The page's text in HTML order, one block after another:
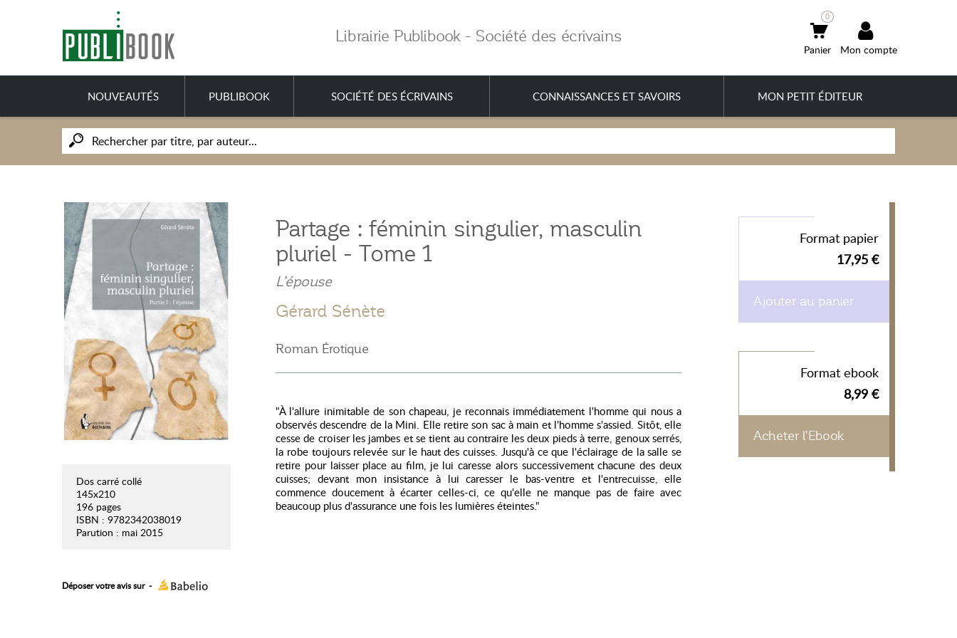
Librairie Publibook - Société des écrivains
Mon compte
0
NOUVEAUTÉS PUBLIBOOK SOCIÉTÉ DES ÉCRIVAINS CONNAISSANCES ET SAVOIRS MON PETIT ÉDITEUR
Dos carré collé
145x210
196 pages
ISBN : 9782342038019
Parution : mai 2015
Déposer votre avis sur -
Partage : féminin singulier, masculin
pluriel - Tome 1
L’épouse
Gérard Sénète
Roman Érotique
"À l'allure inimitable de son chapeau, je reconnais immédiatement l'homme qui nous a
observés descendre de la Mini. Elle retire son sac à main et l'homme s'assied. Sitôt, elle
cesse de croiser les jambes et se tient au contraire les deux pieds à terre, genoux serrés,
la robe toujours relevée sur le haut des cuisses. Jusqu'à ce que l'éclairage de la salle se
retire pour laisser place au film, je lui caresse alors successivement chacune des deux
cuisses; devant mon insistance à lui caresser le bas-ventre et l'entrecuisse, elle
commence doucement à écarter celles-ci, ce qu'elle ne manque pas de faire avec
beaucoup plus d'assurance une fois les lumières éteintes."
Format papier
17,95 €
Ajouter au panier
Format ebook
8,99 €
Acheter l'Ebook